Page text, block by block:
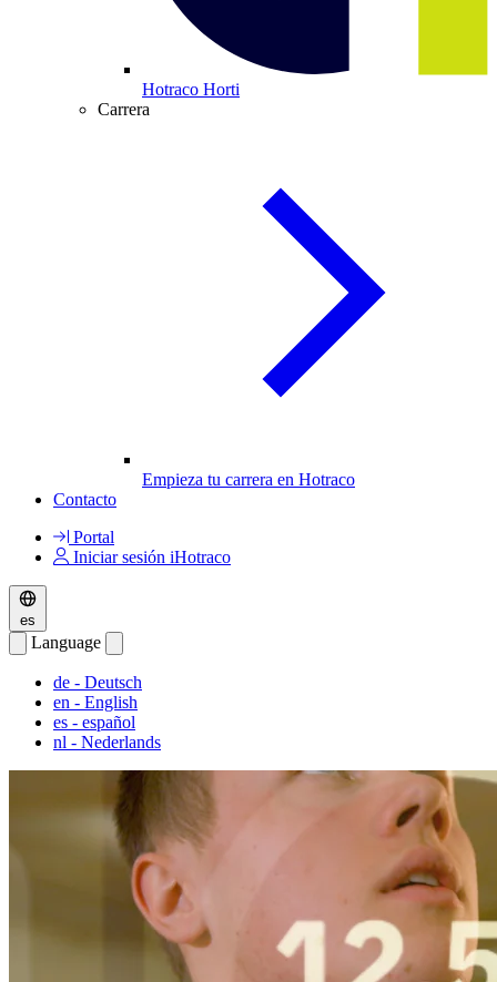
Hotraco Horti
Carrera
Empieza tu carrera en Hotraco
Contacto
Portal
Iniciar sesión iHotraco
es
Language
de - Deutsch
en - English
es - español
nl - Nederlands